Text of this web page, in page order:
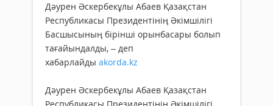
Дәурен Әскербекұлы Абаев Қазақстан
Республикасы Президентінің Әкімшілігі
Басшысының бірінші орынбасары болып
тағайындалды, – деп
хабарлайды akorda.kz
Дәурен Әскербекұлы Абаев Қазақстан